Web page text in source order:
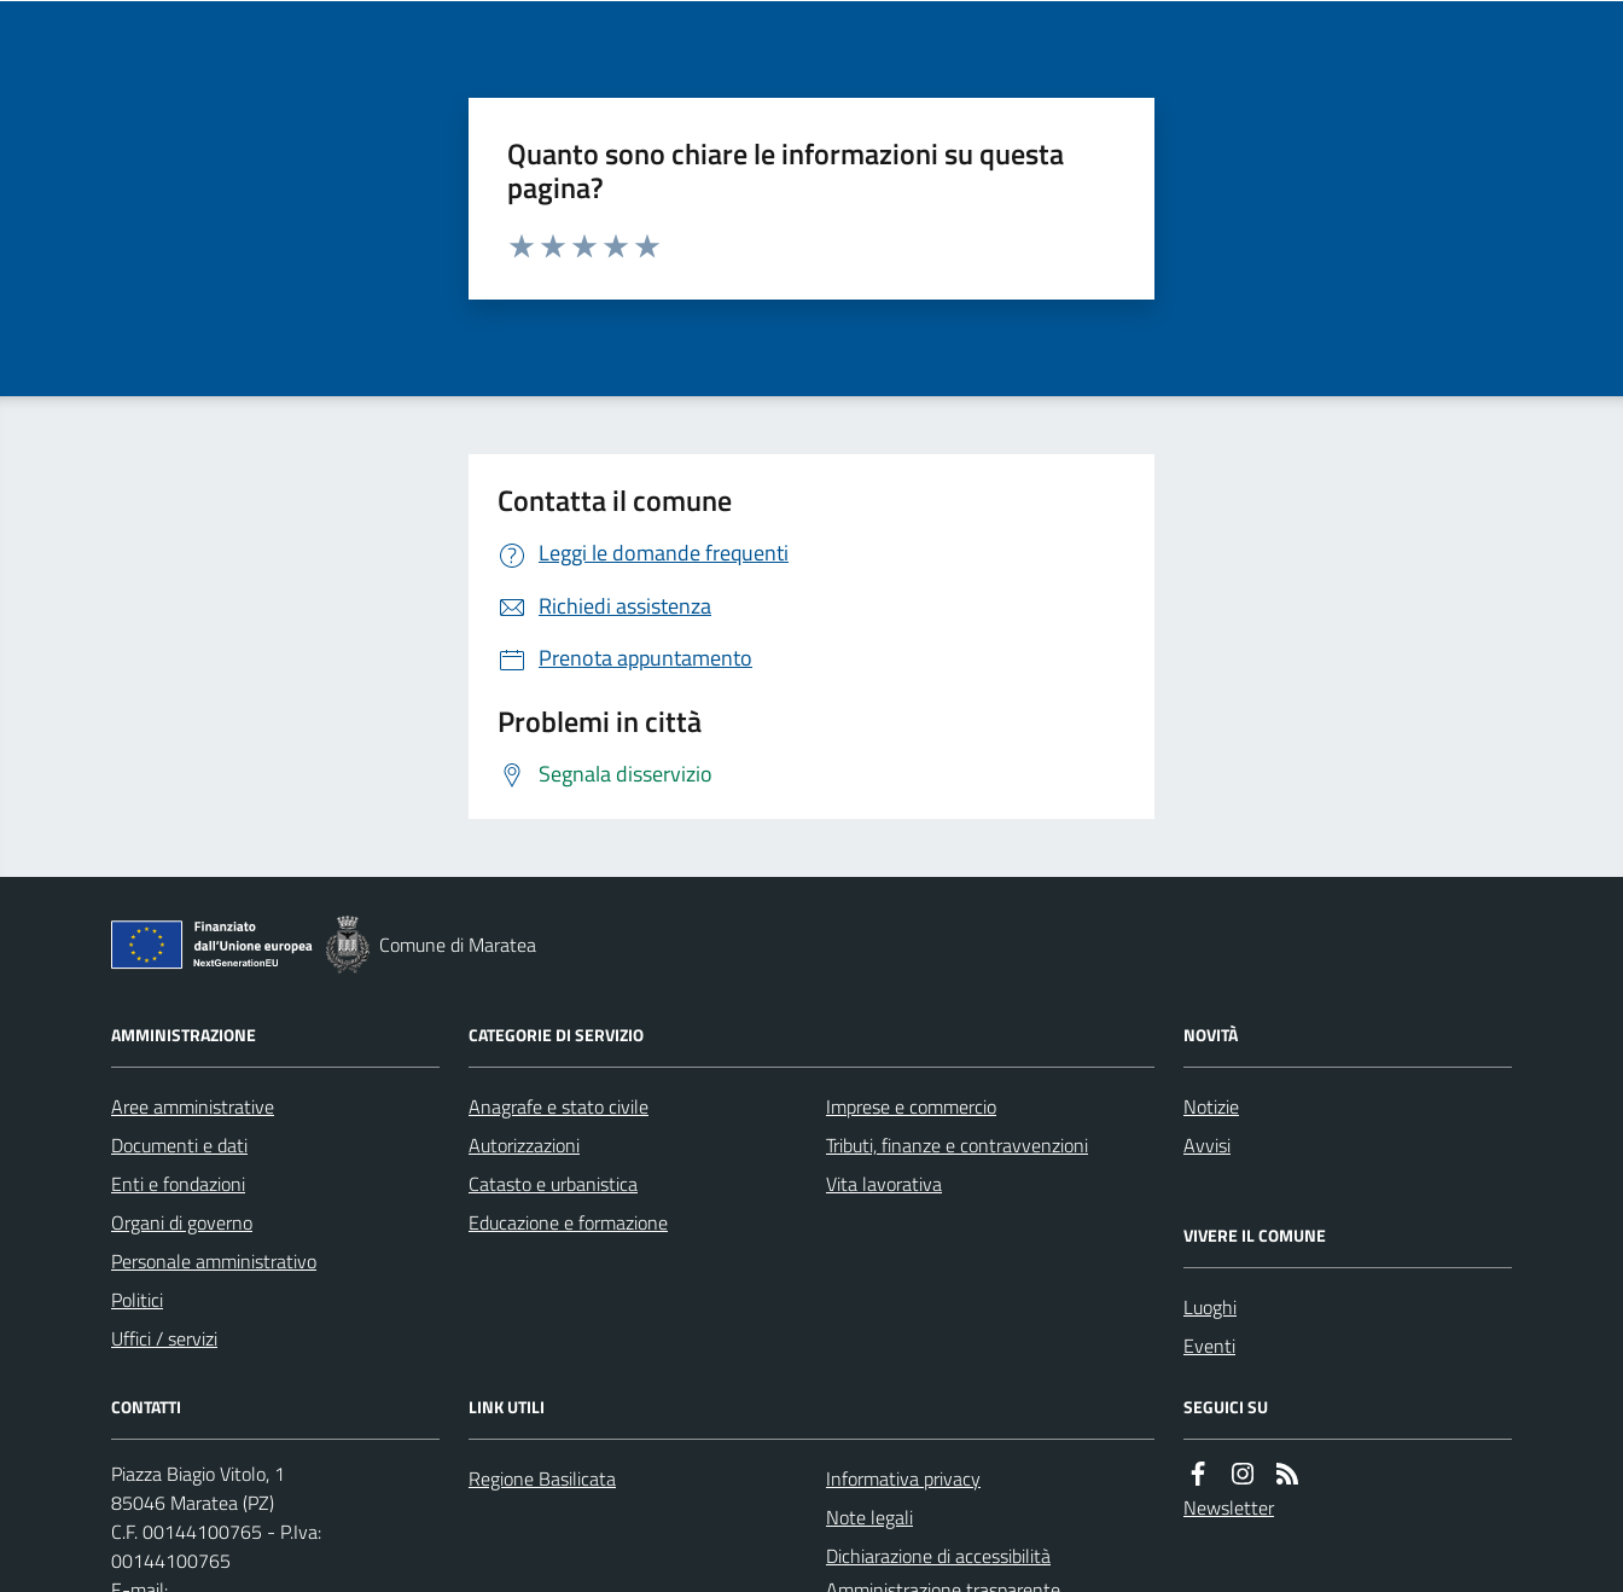
Quanto sono chiare le informazioni su questa
pagina?
Valuta da 1 a 5 stelle la pagina
Contatta il comune
Leggi le domande frequenti
Richiedi assistenza
Prenota appuntamento
Problemi in città
Segnala disservizio
Comune di Maratea
AMMINISTRAZIONE
Aree amministrative
Documenti e dati
Enti e fondazioni
Organi di governo
Personale amministrativo
Politici
Uffici / servizi
CATEGORIE DI SERVIZIO
Anagrafe e stato civile
Autorizzazioni
Catasto e urbanistica
Educazione e formazione
Imprese e commercio
Tributi, finanze e contravvenzioni
Vita lavorativa
NOVITÀ
Notizie
Avvisi
VIVERE IL COMUNE
Luoghi
Eventi
CONTATTI
Piazza Biagio Vitolo, 1
85046 Maratea (PZ)
C.F. 00144100765 - P.Iva:
00144100765
LINK UTILI
Regione Basilicata
Informativa privacy
Note legali
Dichiarazione di accessibilità
SEGUICI SU
Newsletter